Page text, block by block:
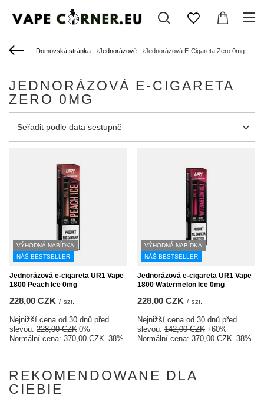
Domovská stránka Jednorázové Jednorázová E-Cigareta Zero 0mg
JEDNORÁZOVÁ E-CIGARETA
ZERO 0MG
Zmień sortowanie
Seřadit podle data sestupně
VÝHODNÁ NABÍDKA
NÁŠ BESTSELLER
Jednorázová e-cigareta UR1 Vape
1800 Peach Ice 0mg
228,00 CZK / szt.
Nejnižší cena od 30 dnů před
slevou: 228,00 CZK 0%
Normální cena: 370,00 CZK -38%
VÝHODNÁ NABÍDKA
NÁŠ BESTSELLER
Jednorázová e-cigareta UR1 Vape
1800 Watermelon Ice 0mg
228,00 CZK / szt.
Nejnižší cena od 30 dnů před
slevou: 142,00 CZK +60%
Normální cena: 370,00 CZK -38%
REKOMENDOWANE DLA
CIEBIE